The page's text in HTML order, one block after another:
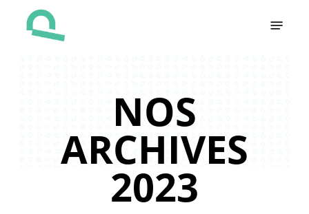
NOS
ARCHIVES
2023